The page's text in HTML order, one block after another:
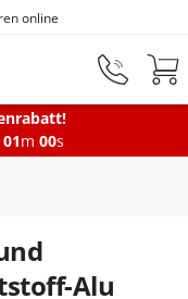
1872
00m 59s
Alu